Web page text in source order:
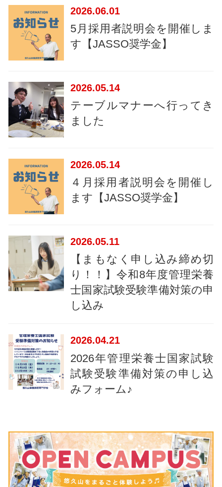
2026 06.01
5月採用者説明会を開催しま
す【JASSO奨学金】
2026 05.14
テーブルマナーへ行ってき
ました
2026 05.14
４月採用者説明会を開催し
ます【JASSO奨学金】
2026 05.11
【まもなく申し込み締め切
り！！】令和8年度管理栄養
士国家試験受験準備対策の申
し込み
2026 04.21
2026年管理栄養士国家試験
試験受験準備対策の申し込
みフォーム♪